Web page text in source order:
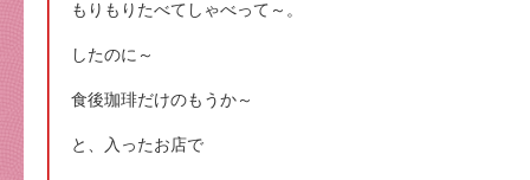
もりもりたべてしゃべって～。
したのに～
食後珈琲だけのもうか～
と、入ったお店で